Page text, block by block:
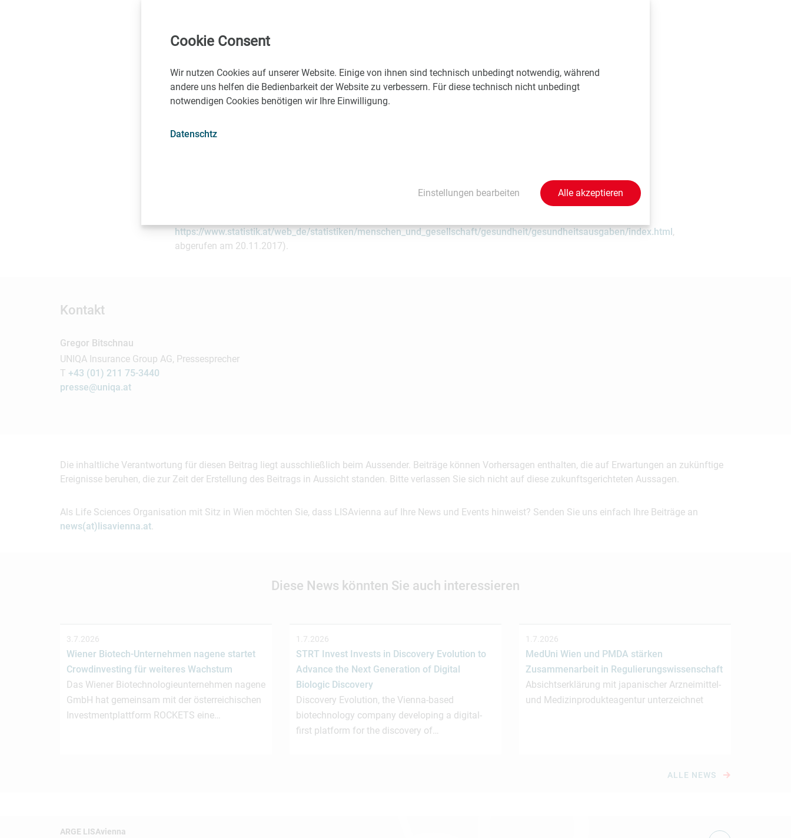
Geld dafür zu 40 Prozent über Steuern finanziert wurde und der Rest aus den Sozialversicherungsbeiträgen
stammt. Seit Jahren unverändert entfallen rund 5 Prozent der Gesundheitsversorgung auf private
Krankenversicherungen. Und 19 Prozent haben die Österreicher direkt aus der eigenen Tasche bezahlt,
während in Schweden 15 Prozent, in Deutschland 12,4 Prozent und in den Niederlanden sogar nur 11
*Statistik Austria, Laufende Gesundheitsausgaben (HC.1-HC.5) nach Alter und Geschlecht in Österreich für
https://www.statistik.at/web_de/statistiken/menschen_und_gesellschaft/gesundheit/gesundheitsausgaben/index.html,
abgerufen am 20.11.2017).
Kontakt
Gregor Bitschnau
UNIQA Insurance Group AG, Pressesprecher
T +43 (01) 211 75-3440
presse@uniqa.at
Die inhaltliche Verantwortung für diesen Beitrag liegt ausschließlich beim Aussender. Beiträge können Vorhersagen enthalten, die auf Erwartungen an zukünftige
Ereignisse beruhen, die zur Zeit der Erstellung des Beitrags in Aussicht standen. Bitte verlassen Sie sich nicht auf diese zukunftsgerichteten Aussagen.
Als Life Sciences Organisation mit Sitz in Wien möchten Sie, dass LISAvienna auf Ihre News und Events hinweist? Senden Sie uns einfach Ihre Beiträge an
news(at)lisavienna.at.
Diese News könnten Sie auch interessieren
3.7.2026
Wiener Biotech-Unternehmen nagene startet
Crowdinvesting für weiteres Wachstum
Das Wiener Biotechnologieunternehmen nagene
GmbH hat gemeinsam mit der österreichischen
Investmentplattform ROCKETS eine…
1.7.2026
STRT Invest Invests in Discovery Evolution to
Advance the Next Generation of Digital
Biologic Discovery
Discovery Evolution, the Vienna-based
biotechnology company developing a digital-
first platform for the discovery of…
1.7.2026
MedUni Wien und PMDA stärken
Zusammenarbeit in Regulierungswissenschaft
Absichtserklärung mit japanischer Arzneimittel-
und Medizinprodukteagentur unterzeichnet
ALLE NEWS
ARGE LISAvienna
Cookie Consent
Wir nutzen Cookies auf unserer Website. Einige von ihnen sind technisch unbedingt notwendig, während
andere uns helfen die Bedienbarkeit der Website zu verbessern. Für diese technisch nicht unbedingt
notwendigen Cookies benötigen wir Ihre Einwilligung.
Datenschtz
Einstellungen bearbeiten Alle akzeptieren